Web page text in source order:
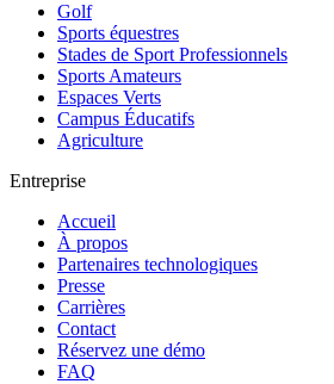
Golf
Sports équestres
Stades de Sport Professionnels
Sports Amateurs
Espaces Verts
Campus Éducatifs
Agriculture
Entreprise
Accueil
À propos
Partenaires technologiques
Presse
Carrières
Contact
Réservez une démo
FAQ